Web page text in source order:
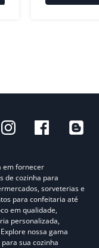
em fornecer
de cozinha para
sorveterias e
para confeitaria até
em qualidade,
personalizada,
nossa gama
sua cozinha